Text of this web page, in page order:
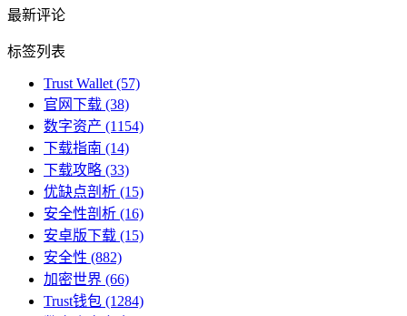
最新评论
标签列表
Trust Wallet (57)
官网下载 (38)
数字资产 (1154)
下载指南 (14)
下载攻略 (33)
优缺点剖析 (15)
安全性剖析 (16)
安卓版下载 (15)
安全性 (882)
加密世界 (66)
Trust钱包 (1284)